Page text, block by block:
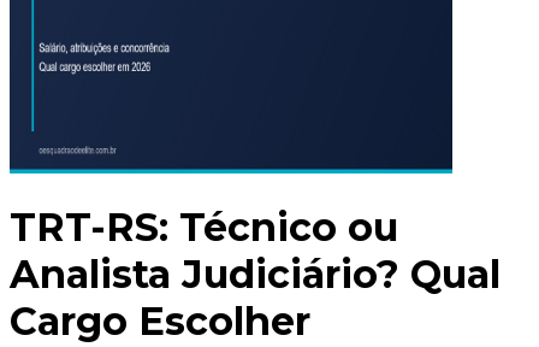
TRT-RS: Técnico ou
Analista Judiciário? Qual
Cargo Escolher